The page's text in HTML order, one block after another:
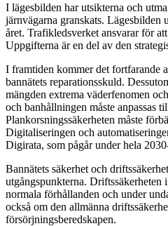
I lägesbilden har utsikterna och
järnvägarna granskats. Lägesbilden
året. Trafikledsverket ansvarar för
Uppgifterna är en del av den
I framtiden kommer det fortfarande
bannätets reparationsskuld.
mängden extrema väderfenomen
och banhållningen måste anpassas
Plankorsningssäkerheten måste
Digitaliseringen och
Digirata, som pågår under hela
Bannätets säkerhet och
utgångspunkterna. Driftssäkerheten
normala förhållanden och under
också om den allmänna
försörjningsberedskapen.